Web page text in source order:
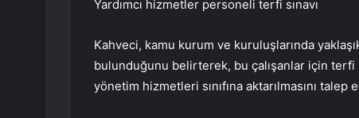
Yardımcı hizmetler personeli terfi sınavı
Kahveci, kamu kurum ve kuruluşlarında yaklaşık
bulunduğunu belirterek, bu çalışanlar için terfi
yönetim hizmetleri sınıfına aktarılmasını talep